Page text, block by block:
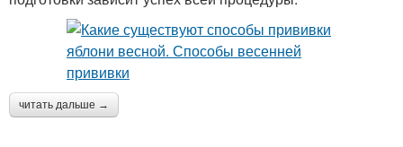
читать дальше →